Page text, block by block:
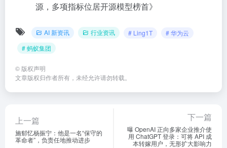
源，多项指标位居开源模型榜首》
AI 新资讯 行业资讯 # Ling1T
# 华为云
# 蚂蚁集团
© 版权声明
文章版权归作者所有，未经允许请勿转载。
上一篇
施郁忆杨振宁：他是一名“保守的
革命者”，负责任地推动进步
下一篇
曝 OpenAI 正向多家企业推介使
用 ChatGPT 登录：可将 API 成
本转嫁用户，无形扩大影响力